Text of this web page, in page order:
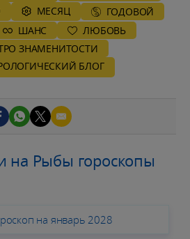
MЕСЯЦ
ГОДОВОЙ
ШАНС
ЛЮБОВЬ
ЗНАМЕНИТОСТИ
БЛОГ
на Рыбы гороскопы
на январь 2028